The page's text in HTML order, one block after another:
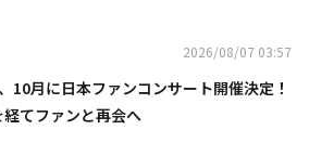
2026/08/07 03:57
10月に日本ファンコンサート開催決定！
てファンと再会へ